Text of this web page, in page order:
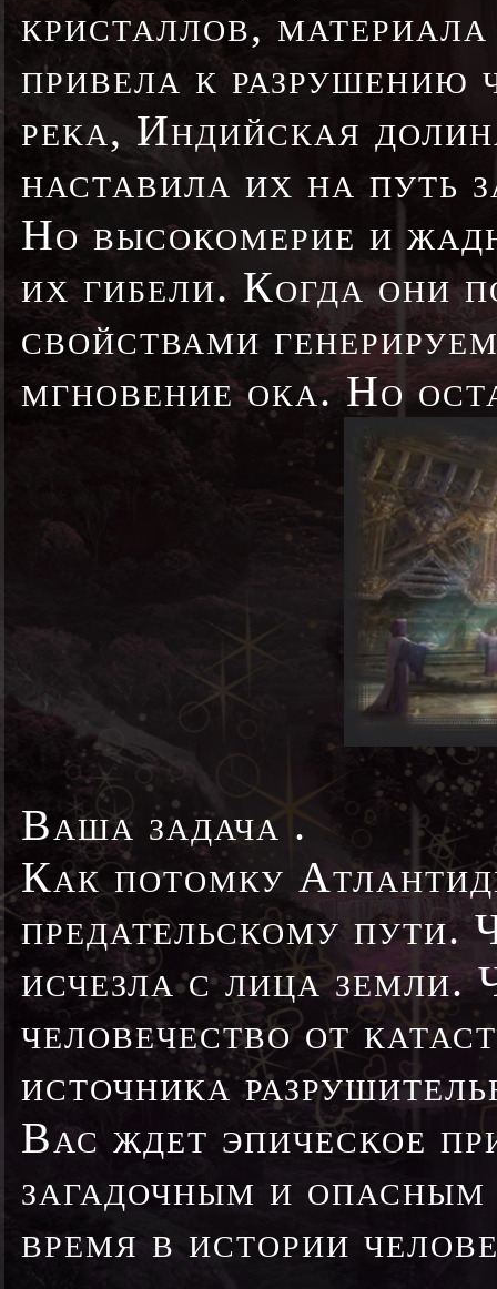
кристаллов,
привела к разрушению
река, Индийская
наставила их на путь
Но высокомерие и
их гибели. Когда они
свойствами
мгновение ока. Но
Ваша задача .
Как потомку
предательскому пути.
исчезла с лица земли.
человечество от
источника
Вас ждет эпическое
загадочным и
время в истории